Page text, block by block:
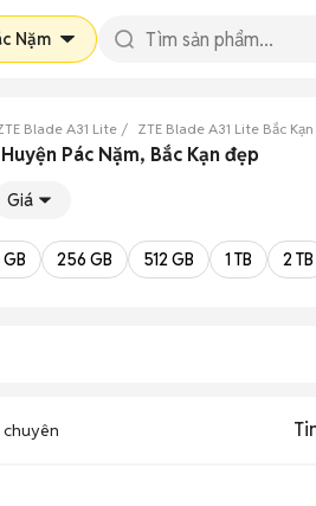
Nặm
Blade A31 Lite ZTE Blade A31 Lite Bắc Kạn
Pác Nặm, Bắc Kạn đẹp
Giá
256 GB 512 GB 1 TB 2 TB
chuyên